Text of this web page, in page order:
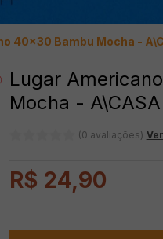
40x30 Bambu Mocha -
Lugar
Mocha - A\CASA
(0 avaliações)
R$ 24,90